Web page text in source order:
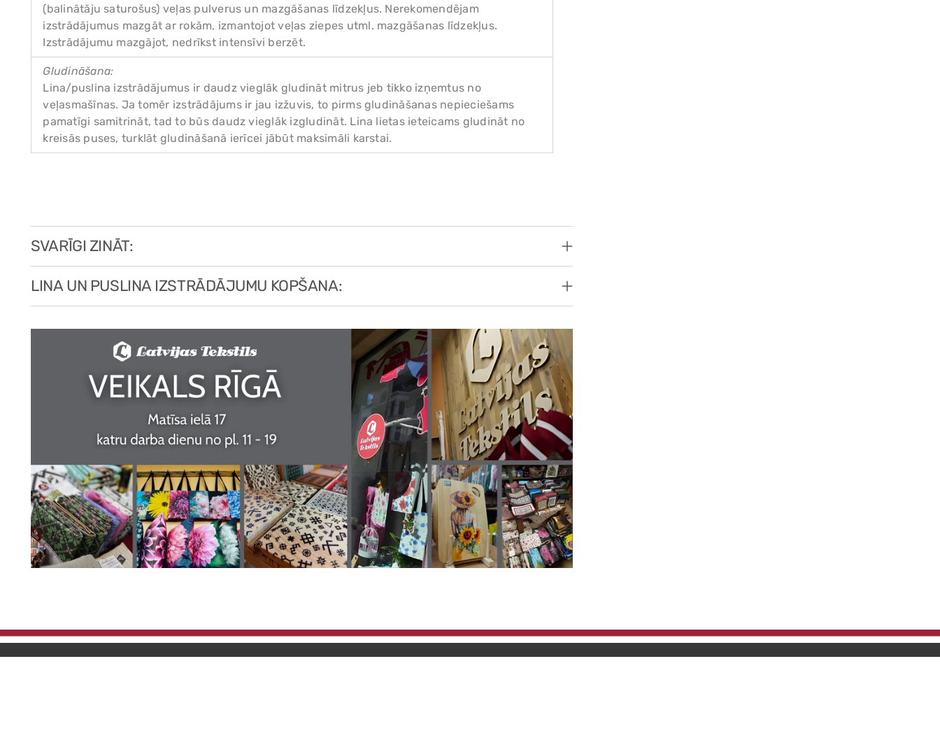
(balinātāju saturošus) veļas pulverus un mazgāšanas līdzekļus. Nerekomendējam
izstrādājumus mazgāt ar rokām, izmantojot veļas ziepes utml. mazgāšanas līdzekļus.
Izstrādājumu mazgājot, nedrīkst intensīvi berzēt.
Gludināšana:
Lina/puslina izstrādājumus ir daudz vieglāk gludināt mitrus jeb tikko izņemtus no
veļasmašīnas. Ja tomēr izstrādājums ir jau izžuvis, to pirms gludināšanas nepieciešams
pamatīgi samitrināt, tad to būs daudz vieglāk izgludināt. Lina lietas ieteicams gludināt no
kreisās puses, turklāt gludināšanā ierīcei jābūt maksimāli karstai.
SVARĪGI ZINĀT:
LINA UN PUSLINA IZSTRĀDĀJUMU KOPŠANA: